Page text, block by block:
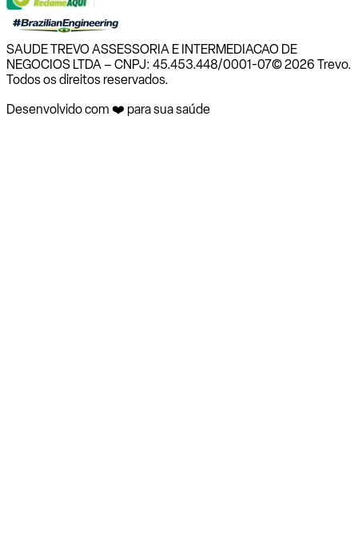
SAUDE TREVO ASSESSORIA E INTERMEDIACAO DE
NEGOCIOS LTDA – CNPJ: 45.453.448/0001-07© 2026 Trevo.
Todos os direitos reservados.
Desenvolvido com ❤️ para sua saúde